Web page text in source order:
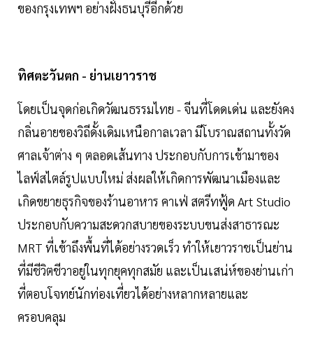
ของกรุงเทพฯ อย่างฝั่งธนบุรีอีกด้วย
ทิศตะวันตก - ย่านเยาวราช
โดยเป็นจุดก่อเกิดวัฒนธรรมไทย - จีนที่โดดเด่น และยังคง
กลิ่นอายของวิถีดั้งเดิมเหนือกาลเวลา มีโบราณสถานทั้งวัด
ศาลเจ้าต่าง ๆ ตลอดเส้นทาง ประกอบกับการเข้ามาของ
ไลฟ์สไตล์รูปแบบใหม่ ส่งผลให้เกิดการพัฒนาเมืองและ
เกิดขยายธุรกิจของร้านอาหาร คาเฟ่ สตรีทฟู้ด Art Studio
ประกอบกับความสะดวกสบายของระบบขนส่งสาธารณะ
MRT ที่เข้าถึงพื้นที่ได้อย่างรวดเร็ว ทำให้เยาวราชเป็นย่าน
ที่มีชีวิตชีวาอยู่ในทุกยุคทุกสมัย และเป็นเสน่ห์ของย่านเก่า
ที่ตอบโจทย์นักท่องเที่ยวได้อย่างหลากหลายและ
ครอบคลุม